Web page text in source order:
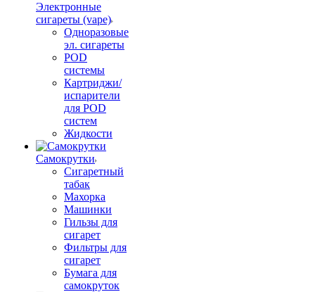
Электронные
сигареты (vape)
Одноразовые
эл. сигареты
POD
системы
Картриджи/
испарители
для POD
систем
Жидкости
Самокрутки
Сигаретный
табак
Махорка
Машинки
Гильзы для
сигарет
Фильтры для
сигарет
Бумага для
самокруток